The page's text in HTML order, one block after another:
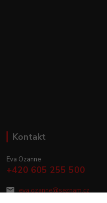
Kontakt
Eva Ozanne
+420 605 255 500
eva.ozanne@seznam.cz